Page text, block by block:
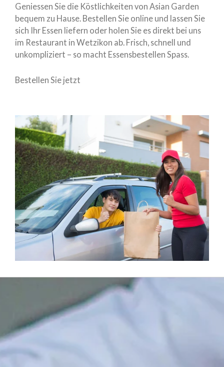
Geniessen Sie die Köstlichkeiten von Asian Garden
bequem zu Hause. Bestellen Sie online und lassen Sie
sich Ihr Essen liefern oder holen Sie es direkt bei uns
im Restaurant in Wetzikon ab. Frisch, schnell und
unkompliziert – so macht Essensbestellen Spass.
Bestellen Sie jetzt